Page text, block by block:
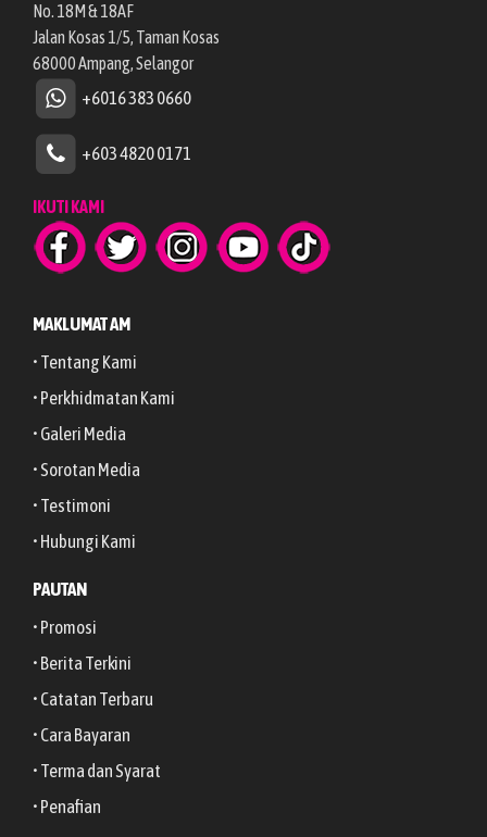
No. 18M & 18AF
Jalan Kosas 1/5, Taman Kosas
68000 Ampang, Selangor
+6016 383 0660
+603 4820 0171
IKUTI KAMI
MAKLUMAT AM
• Tentang Kami
• Perkhidmatan Kami
• Galeri Media
• Sorotan Media
• Testimoni
• Hubungi Kami
PAUTAN
• Promosi
• Berita Terkini
• Catatan Terbaru
• Cara Bayaran
• Terma dan Syarat
• Penafian